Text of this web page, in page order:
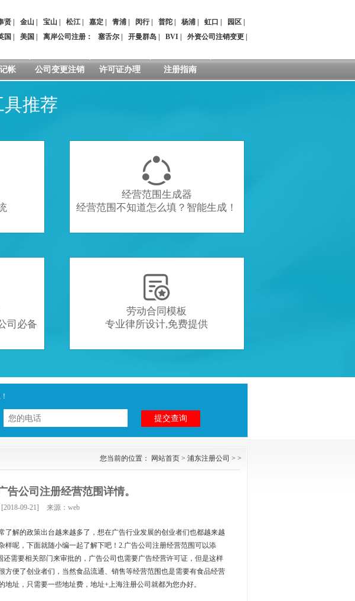
贤 金山 宝山 松江 嘉定 青浦 闵行| 普陀 杨浦 虹口 园区
国 美国 离岸公司注册 ： 塞舌尔 开曼群岛 BVI 外资公司注销变更
帐 公司变更注销 许可证办理 注册指南
推荐

经营范围生成器
经营范围不知道怎么填？智能生成！
司必备

劳动合同模板
专业律所设计,免费提供
您当前的位置： 网站首页 > 浦东注册公司 > >
告公司注册经营范围详情。
09-21] 来源：web
解的政策出台越来越多了，想在广告行业发展的创业者们也都越来越
呢，下面就随小编一起了解下吧！2.广告公司注册经营范围可以添
需要相关部门来审批的，广告公司也需要广告经营许可证，但是这样
便了创业者们，当然食品流通、销售等经营范围也是需要有食品经营
址，只需要一些地址费，地址+上海注册公司就都为您办好。